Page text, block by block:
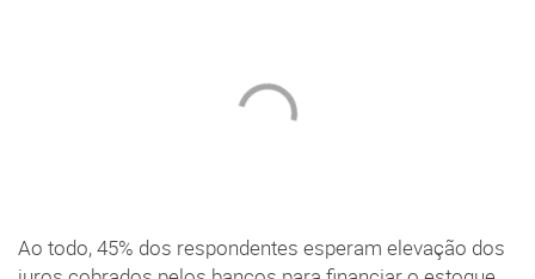
Ao todo, 45% dos respondentes esperam elevação dos